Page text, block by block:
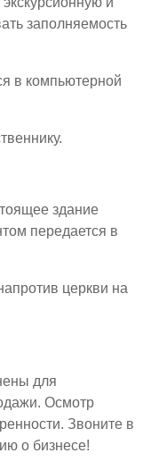
заполняемость
в компьютерной
здание
передается в
церкви на
для
Осмотр
Звоните в
о бизнесе!